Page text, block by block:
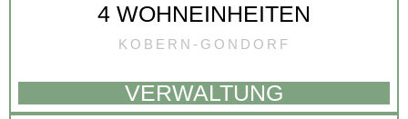
4 WOHNEINHEITEN
KOBERN-GONDORF
VERWALTUNG